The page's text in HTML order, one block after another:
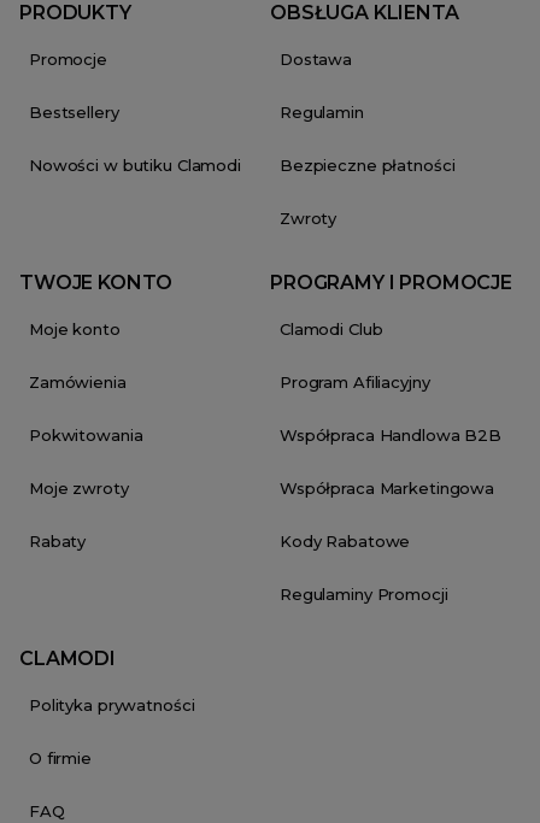
PRODUKTY
Promocje
Bestsellery
Nowości w butiku Clamodi
OBSŁUGA KLIENTA
Dostawa
Regulamin
Bezpieczne płatności
Zwroty
TWOJE KONTO
Moje konto
Zamówienia
Pokwitowania
Moje zwroty
Rabaty
PROGRAMY I PROMOCJE
Clamodi Club
Program Afiliacyjny
Współpraca Handlowa B2B
Współpraca Marketingowa
Kody Rabatowe
Regulaminy Promocji
CLAMODI
Polityka prywatności
O firmie
FAQ